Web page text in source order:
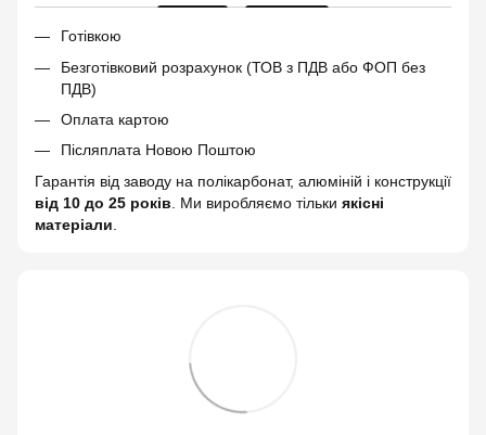
Готівкою
Безготівковий розрахунок (ТОВ з ПДВ або ФОП без
ПДВ)
Оплата картою
Післяплата Новою Поштою
Гарантія від заводу на полікарбонат, алюміній і конструкції
від 10 до 25 років . Ми виробляємо тільки якісні
матеріали